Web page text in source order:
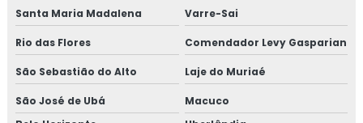
Consultoria em programa 5s
Consultoria em rastreabilidade e recall
Consultoria em reciclagem auditores internos iso9001
Santa Maria Madalena Varre-Sai
Rio das Flores Comendador Levy Gasparian
São Sebastião do Alto Laje do Muriaé
São José de Ubá
Macuco